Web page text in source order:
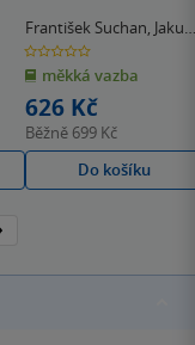
František Suchan, Jakub
Hlaváč
0.0
z
5
hvězdiček
měkká vazba
626 Kč
Běžně 699 Kč
Do košíku